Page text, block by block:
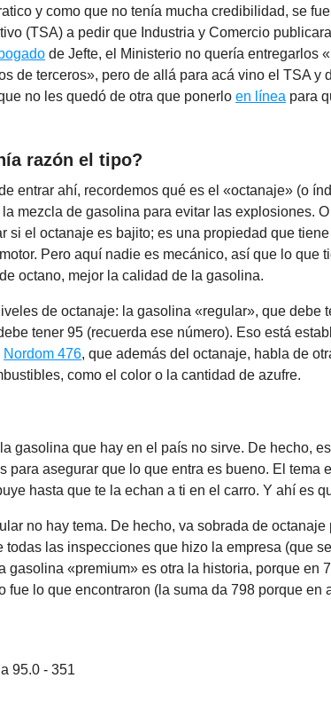
y como que no tenía mucha credibilidad, se fue
(TSA) a pedir que Industria y Comercio
de Jefte, el Ministerio no quería entregarlos
de terceros», pero de allá para acá vino el TSA y
no les quedó de otra que ponerlo en línea para
razón el tipo?
entrar ahí, recordemos qué es el «octanaje» (o
mezcla de gasolina para evitar las explosiones. O
si el octanaje es bajito; es una propiedad que tiene
Pero aquí nadie es mecánico, así que lo que
octano, mejor la calidad de la gasolina.
de octanaje: la gasolina «regular», que debe
tener 95 (recuerda ese número). Eso está
Nordom 476, que además del octanaje, habla de
como el color o la cantidad de azufre.
gasolina que hay en el país no sirve. De hecho,
para asegurar que lo que entra es bueno. El tema
hasta que te la echan a ti en el carro. Y ahí es
no hay tema. De hecho, va sobrada de octanaje
todas las inspecciones que hizo la empresa (que
gasolina «premium» es otra la historia, porque en
fue lo que encontraron (la suma da 798 porque en
95.0 - 351